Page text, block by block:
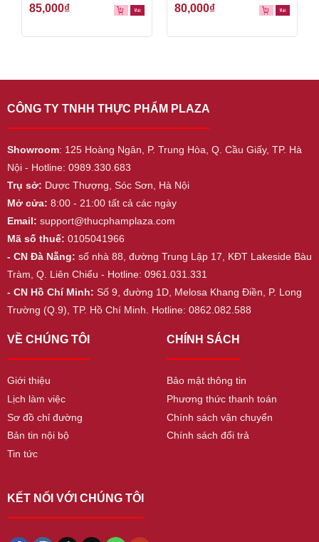
0
out
5
85,000₫
0
out
5
80,000₫
CÔNG TY TNHH THỰC PHẨM PLAZA
Showroom: 125 Hoàng Ngân, P. Trung Hòa, Q. Cầu Giấy, TP. Hà
Nội - Hotline: 0989.330.683
Trụ sở: Dược Thượng, Sóc Sơn, Hà Nội
Mở cửa: 8:00 - 21:00 tất cả các ngày
Email: support@thucphamplaza.com
Mã số thuế: 0105041966
- CN Đà Nẵng: số nhà 88, đường Trung Lập 17, KĐT Lakeside Bàu
Tràm, Q. Liên Chiểu - Hotline: 0961.031.331
- CN Hồ Chí Minh: Số 9, đường 1D, Melosa Khang Điền, P. Long
Trường (Q.9), TP. Hồ Chí Minh. Hotline: 0862.082.588
VỀ CHÚNG TÔI
Giới thiệu
Lịch làm việc
Sơ đồ chỉ đường
Bản tin nội bộ
Tin tức
CHÍNH SÁCH
Bảo mật thông tin
Phương thức thanh toán
Chính sách vận chuyển
Chính sách đổi trả
KẾT NỐI VỚI CHÚNG TÔI